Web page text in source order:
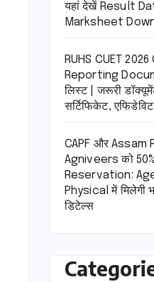
यहां देखें Result
Marksheet
RUHS CUET
Reporting
लिस्ट | जरूरी
सर्टिफिकेट,
CAPF और Assam
Agniveers को
Reservation:
Physical में मिलेगी
डिटेल्स